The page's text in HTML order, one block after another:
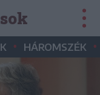
• HÁROMSZÉK •